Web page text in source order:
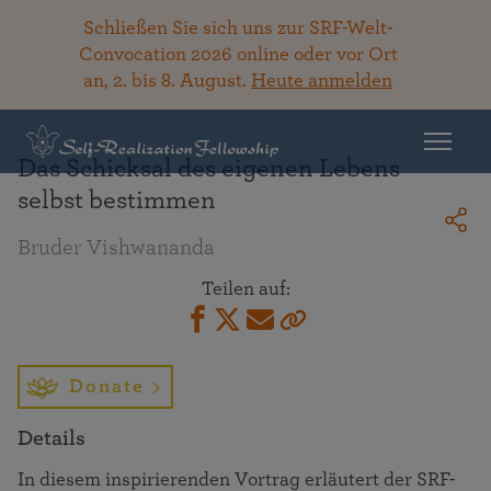
Schließen Sie sich uns zur SRF-Welt-
Convocation 2026 online oder vor Ort
an, 2. bis 8. August. Heute anmelden
Das Schicksal des eigenen Lebens
selbst bestimmen
Bruder Vishwananda
Teilen auf:
Donate
Details
In diesem inspirierenden Vortrag erläutert der SRF-